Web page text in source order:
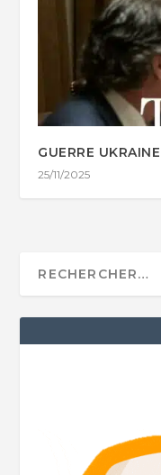
GUERRE
25/11/2025